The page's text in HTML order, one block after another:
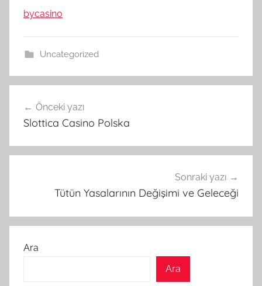
bycasino
Uncategorized
gezinmesi
Önceki yazı
Slottica Casino Polska
Sonraki yazı
Tütün Yasalarının Değişimi ve Geleceği
Ara
Ara